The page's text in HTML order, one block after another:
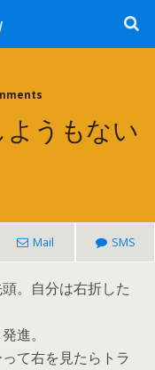
うもない
Mail SMS
。自分は右折した
進。
て右を見たらトラ